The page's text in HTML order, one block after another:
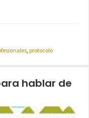
protocolo
hablar de